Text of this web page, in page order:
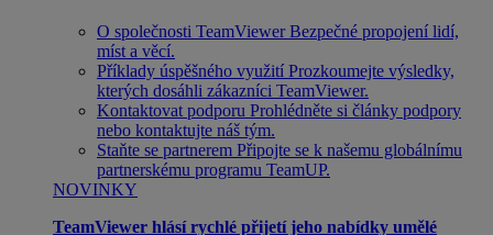
O společnosti TeamViewer Bezpečné propojení lidí,
míst a věcí.
Příklady úspěšného využití Prozkoumejte výsledky,
kterých dosáhli zákazníci TeamViewer.
Kontaktovat podporu Prohlédněte si články podpory
nebo kontaktujte náš tým.
Staňte se partnerem Připojte se k našemu globálnímu
partnerskému programu TeamUP.
NOVINKY
TeamViewer hlásí rychlé přijetí jeho nabídky umělé